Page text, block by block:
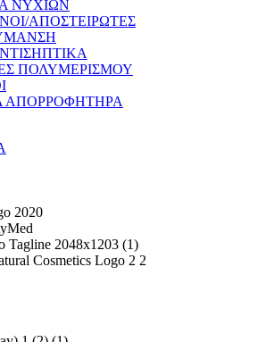
ΝΥΧΙΩΝ
ΑΠΟΣΤΕΙΡΩΤΕΣ
ΠΟΛΥΜΕΡΙΣΜΟΥ
ΑΠΟΡΡΟΦΗΤΗΡΑ